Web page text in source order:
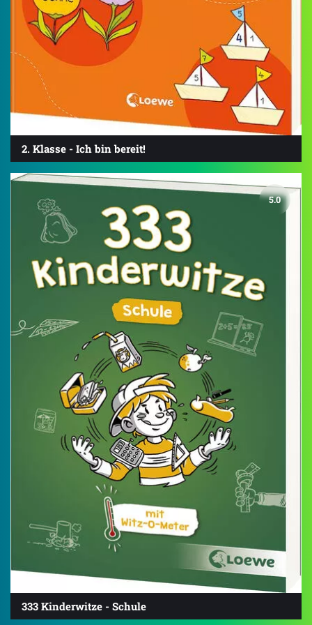
2. Klasse - Ich bin bereit!
5.0
333 Kinderwitze - Schule